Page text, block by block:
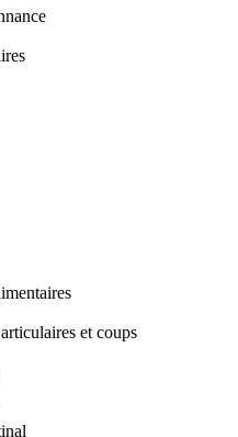
et coups